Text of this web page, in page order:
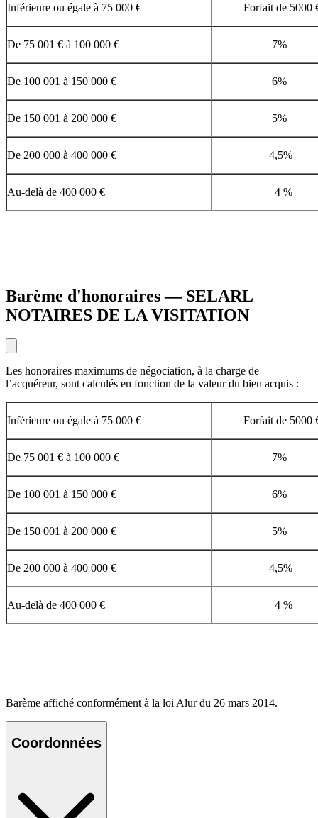
Inférieure ou égale à 75 000 € Forfait de 5000
De 75 001 € à 100 000 € 7%
De 100 001 à 150 000 € 6%
De 150 001 à 200 000 € 5%
De 200 000 à 400 000 € 4,5%
Au-delà de 400 000 € 4 %
Barème d'honoraires — SELARL
NOTAIRES DE LA VISITATION
Les honoraires maximums de négociation, à la charge de
l’acquéreur, sont calculés en fonction de la valeur du bien acquis :
Inférieure ou égale à 75 000 € Forfait de 5000
De 75 001 € à 100 000 € 7%
De 100 001 à 150 000 € 6%
De 150 001 à 200 000 € 5%
De 200 000 à 400 000 € 4,5%
Au-delà de 400 000 € 4 %
Barème affiché conformément à la loi Alur du 26 mars 2014.
Coordonnées